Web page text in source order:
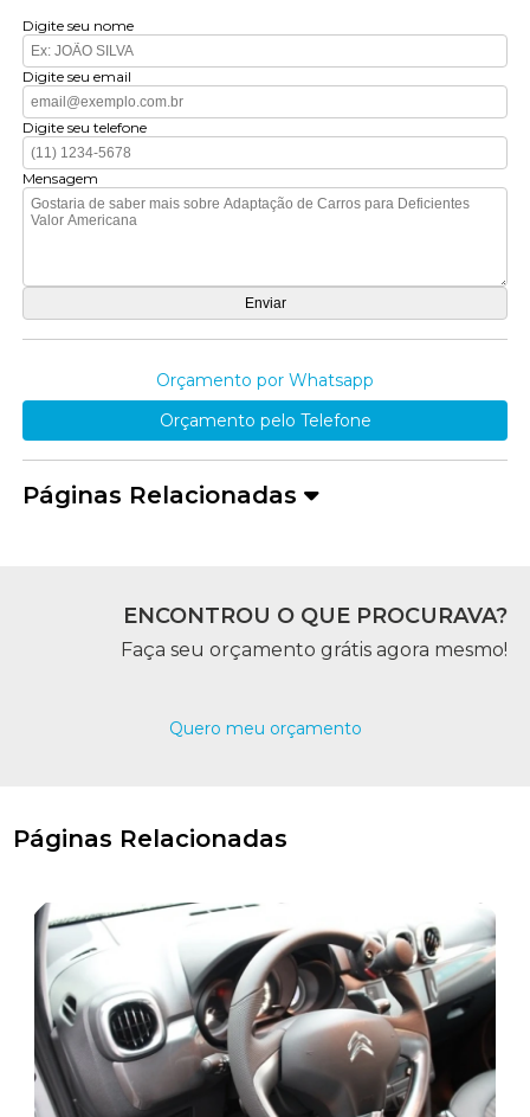
Digite seu nome
Digite seu email
Digite seu telefone
Mensagem
Orçamento por Whatsapp
Orçamento pelo Telefone
Páginas Relacionadas
ENCONTROU O QUE PROCURAVA?
Faça seu orçamento grátis agora mesmo!
Quero meu orçamento
Páginas Relacionadas